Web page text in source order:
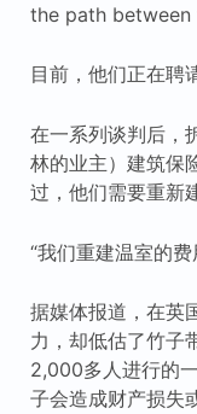
the path
目前，他们正在聘
在一系列谈判后，
林的业主）建筑保
过，他们需要重新
“我们重建温室的
据媒体报道，在
力，却低估了竹子
2,000多人进行的
子会造成财产损失